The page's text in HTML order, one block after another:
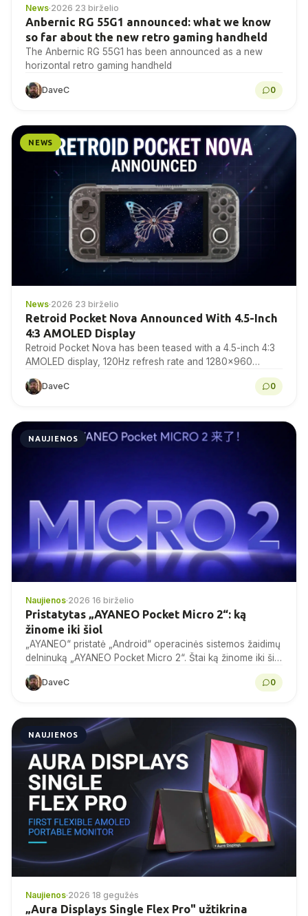
News·2026 23 birželio
Anbernic RG 55G1 announced: what we know
so far about the new retro gaming handheld
The Anbernic RG 55G1 has been announced as a new
horizontal retro gaming handheld
DaveC 0
NEWS
News·2026 23 birželio
Retroid Pocket Nova Announced With 4.5-Inch
4:3 AMOLED Display
Retroid Pocket Nova has been teased with a 4.5-inch 4:3
AMOLED display, 120Hz refresh rate and 1280×960
DaveC 0
NAUJIENOS
Naujienos·2026 16 birželio
Pristatytas „AYANEO Pocket Micro 2“: ką
žinome iki šiol
„AYANEO“ pristatė „Android“ operacinės sistemos žaidimų
delninuką „AYANEO Pocket Micro 2“. Štai ką žinome iki šiol
DaveC 0
NAUJIENOS
Naujienos·2026 18 gegužės
„Aura Displays Single Flex Pro" užtikrina